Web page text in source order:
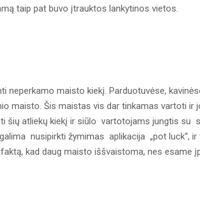
taip pat buvo įtrauktos lankytinos vietos.
neperkamo maisto kiekį. Parduotuvėse,
maisto. Šis maistas vis dar tinkamas vartoti ir
šių atliekų kiekį ir siūlo vartotojams jungtis su
nusipirkti žymimas aplikacija „pot luck“, ir
kad daug maisto iššvaistoma, nes esame